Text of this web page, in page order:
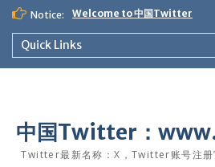
Skip
content
Notice: Welcome to 中国Twitter
Quick Links
中国Twitter：
Twitter最新名称：X，Twitter账号注